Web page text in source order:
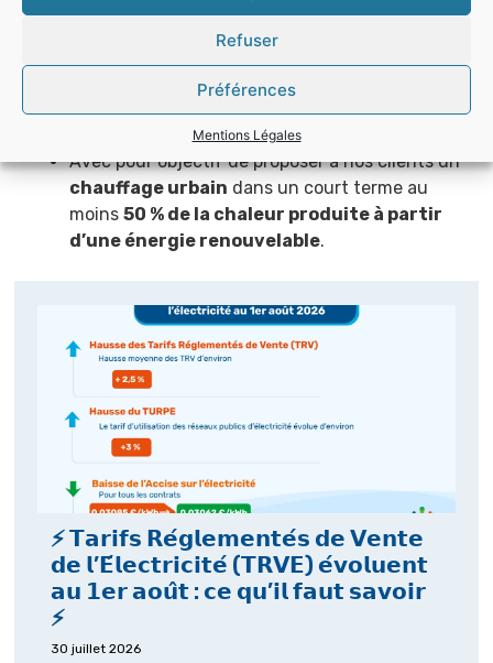
Refuser
Préférences
Mentions Légales
sites dechauffage urbain de Saint-Avold:
développement d’Ardant du Picq, nous
travaillerons sur laconversion de 3 autres
chaufferies à la biomasse
Avec pour objectif de proposer à nos clients un
chauffage urbain dans un court terme au
moins50 % de la chaleur produite à partir
d’une énergie renouvelable.
⚡ 𝗧𝗮𝗿𝗶𝗳𝘀 𝗥𝗲́𝗴𝗹𝗲𝗺𝗲𝗻𝘁𝗲́𝘀 𝗱𝗲 𝗩𝗲𝗻𝘁𝗲
𝗱𝗲 𝗹’𝗘́𝗹𝗲𝗰𝘁𝗿𝗶𝗰𝗶𝘁𝗲́ (𝗧𝗥𝗩𝗘) 𝗲́𝘃𝗼𝗹𝘂𝗲𝗻𝘁
𝗮𝘂 𝟭𝗲𝗿 𝗮𝗼𝘂̂𝘁 : 𝗰𝗲 𝗾𝘂’𝗶𝗹 𝗳𝗮𝘂𝘁 𝘀𝗮𝘃𝗼𝗶𝗿
⚡
30 juillet 2026